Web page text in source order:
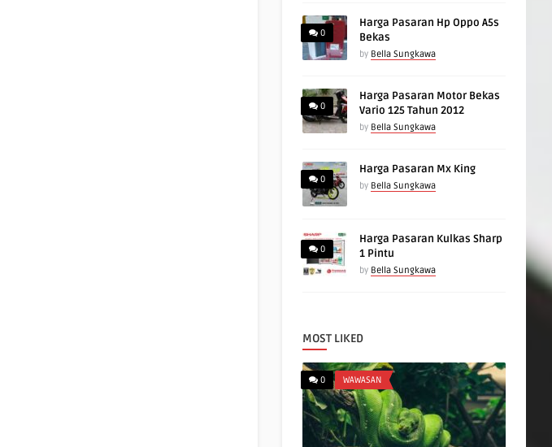
0
Harga Pasaran Hp Oppo A5s
Bekas
by Bella Sungkawa
0
Harga Pasaran Motor Bekas
Vario 125 Tahun 2012
by Bella Sungkawa
0
Harga Pasaran Mx King
by Bella Sungkawa
0
Harga Pasaran Kulkas Sharp
1 Pintu
by Bella Sungkawa
MOST LIKED
0 WAWASAN